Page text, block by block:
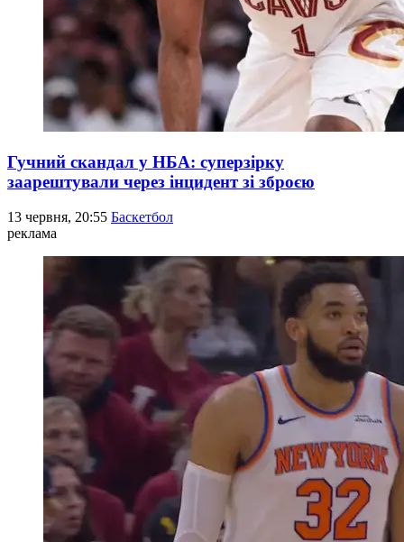
Гучний скандал у НБА: суперзірку
заарештували через інцидент зі зброєю
13 червня, 20:55 Баскетбол
реклама